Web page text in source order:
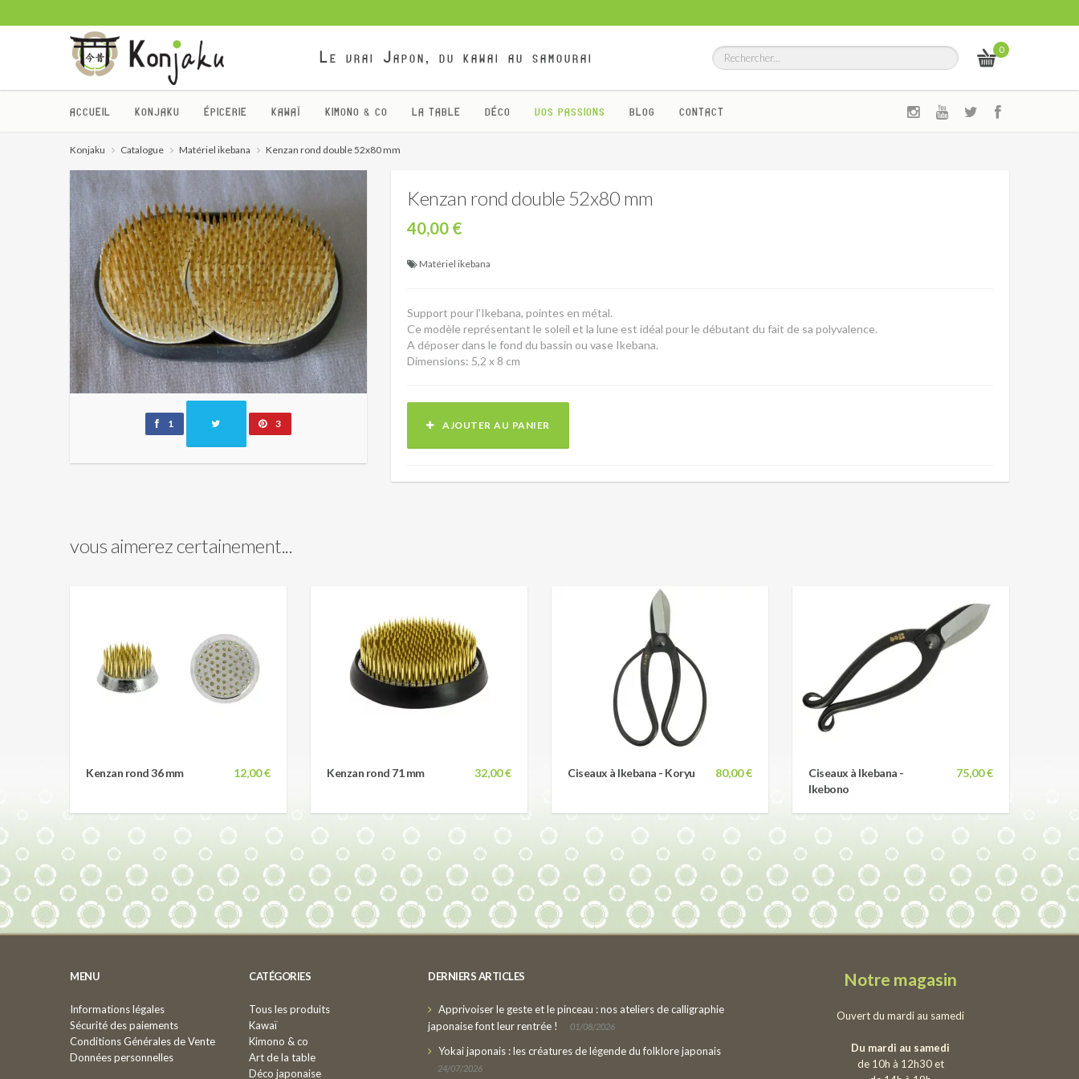
Le vrai Japon, du kawai au samourai 0
ACCUEIL KONJAKU ÉPICERIE KAWAÏ KIMONO & CO LA TABLE DÉCO VOS PASSIONS BLOG CONTACT
Konjaku Catalogue Matériel ikebana Kenzan rond double 52x80 mm
1 3
Kenzan rond double 52x80 mm
40,00 €
Matériel ikebana
Support pour l'Ikebana, pointes en métal.
Ce modèle représentant le soleil et la lune est idéal pour le débutant du fait de sa polyvalence.
A déposer dans le fond du bassin ou vase Ikebana.
Dimensions: 5,2 x 8 cm
AJOUTER AU PANIER
vous aimerez certainement...
12,00 €
Kenzan rond 36 mm 32,00 €
Kenzan rond 71 mm 80,00 €
Ciseaux à Ikebana - Koryu 75,00 €
Ciseaux à Ikebana -
Ikebono
MENU
Informations légales
Sécurité des paiements
Conditions Générales de Vente
Données personnelles
CATÉGORIES
Tous les produits
Kawaï
Kimono & co
Art de la table
Déco japonaise
DERNIERS ARTICLES
Apprivoiser le geste et le pinceau : nos ateliers de calligraphie
japonaise font leur rentrée !
01/08/2026
Yokai japonais : les créatures de légende du folklore japonais
24/07/2026
Notre magasin
Ouvert du mardi au samedi
Du mardi au samedi
de 10h à 12h30 et